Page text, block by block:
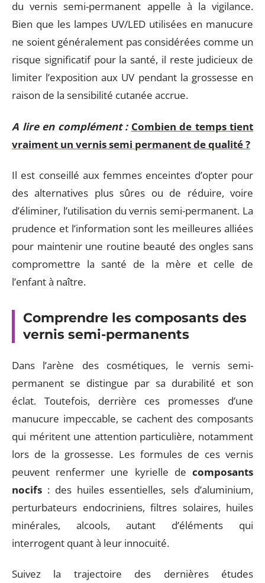
du vernis semi-permanent appelle à la vigilance.
Bien que les lampes UV/LED utilisées en manucure
ne soient généralement pas considérées comme un
risque significatif pour la santé, il reste judicieux de
limiter l’exposition aux UV pendant la grossesse en
raison de la sensibilité cutanée accrue.
A lire en complément : Combien de temps tient
vraiment un vernis semi permanent de qualité ?
Il est conseillé aux femmes enceintes d’opter pour
des alternatives plus sûres ou de réduire, voire
d’éliminer, l’utilisation du vernis semi-permanent. La
prudence et l’information sont les meilleures alliées
pour maintenir une routine beauté des ongles sans
compromettre la santé de la mère et celle de
l’enfant à naître.
Comprendre les composants des
vernis semi-permanents
Dans l’arène des cosmétiques, le vernis semi-
permanent se distingue par sa durabilité et son
éclat. Toutefois, derrière ces promesses d’une
manucure impeccable, se cachent des composants
qui méritent une attention particulière, notamment
lors de la grossesse. Les formules de ces vernis
peuvent renfermer une kyrielle de composants
nocifs : des huiles essentielles, sels d’aluminium,
perturbateurs endocriniens, filtres solaires, huiles
minérales, alcools, autant d’éléments qui
interrogent quant à leur innocuité.
Suivez la trajectoire des dernières études